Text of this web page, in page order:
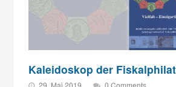
Kaleidoskop der
29. Mai 2019 0 Comments